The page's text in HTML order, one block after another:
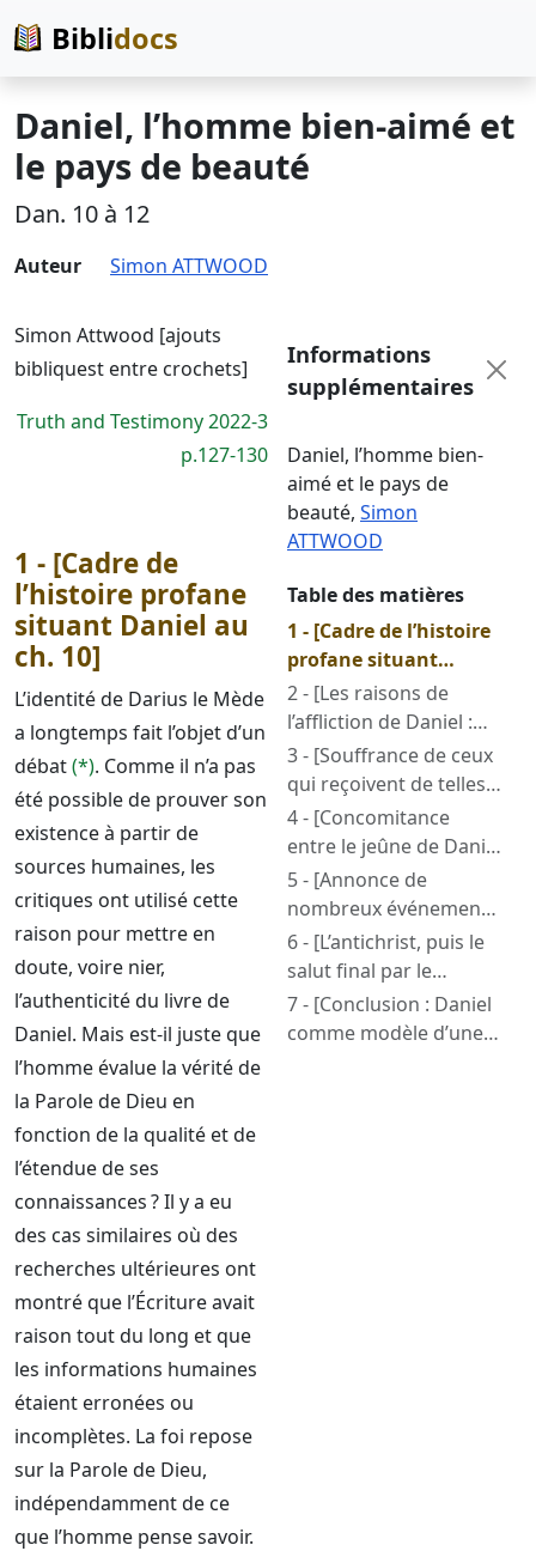
Biblidocs
Daniel, l’homme bien-aimé et
le pays de beauté
Dan. 10 à 12
Auteur Simon ATTWOOD
Simon Attwood [ajouts
bibliquest entre crochets]
Truth and Testimony 2022-3
p.127-130
1 - [Cadre de
l’histoire profane
situant Daniel au
ch. 10]
L’identité de Darius le Mède
a longtemps fait l’objet d’un
débat(*). Comme il n’a pas
été possible de prouver son
existence à partir de
sources humaines, les
critiques ont utilisé cette
raison pour mettre en
doute, voire nier,
l’authenticité du livre de
Daniel. Mais est-il juste que
l’homme évalue la vérité de
la Parole de Dieu en
fonction de la qualité et de
l’étendue de ses
connaissances ? Il y a eu
des cas similaires où des
recherches ultérieures ont
montré que l’Écriture avait
raison tout du long et que
les informations humaines
étaient erronées ou
incomplètes. La foi repose
sur la Parole de Dieu,
indépendamment de ce
que l’homme pense savoir.
Informations
supplémentaires
Daniel, l’homme bien-
aimé et le pays de
beauté, Simon
ATTWOOD
Table des matières
1 - [Cadre de l’histoire
profane situant
Daniel au ch. 10]
2 - [Les raisons de
l’affliction de Daniel :
besoin de nouvelles
révélations]
3 - [Souffrance de ceux
qui reçoivent de telles
révélations sur l’avenir]
4 - [Concomitance
entre le jeûne de Daniel
et les obstacles dressés
par des esprits
mauvais]
5 - [Annonce de
nombreux événements
fâcheux]
6 - [L’antichrist, puis le
salut final par le
Messie]
7 - [Conclusion : Daniel
comme modèle d’une